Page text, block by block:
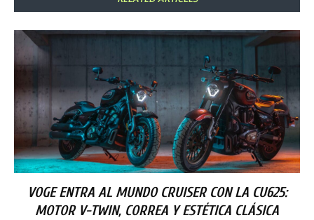
VOGE ENTRA AL MUNDO CRUISER CON LA CU625:
MOTOR V-TWIN, CORREA Y ESTÉTICA CLÁSICA